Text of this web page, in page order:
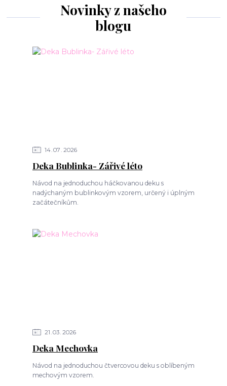
Novinky z našeho
blogu
14 07 2026
Deka Bublinka- Zářivé léto
Návod na jednoduchou háčkovanou deku s
nadýchaným bublinkovým vzorem, určený i úplným
začátečníkům.
21 03 2026
Deka Mechovka
Návod na jednoduchou čtvercovou deku s oblíbeným
mechovým vzorem.